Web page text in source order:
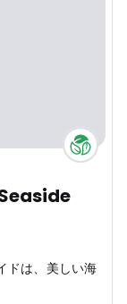
Backpackers Hostel Seaside
ドは、美しい海